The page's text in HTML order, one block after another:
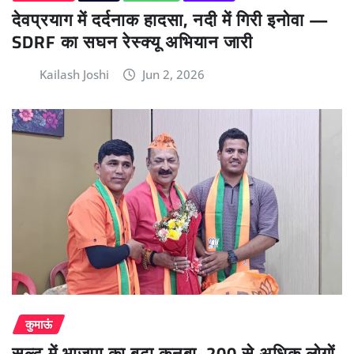
देवप्रयाग में दर्दनाक हादसा, नदी में गिरी इनोवा —
SDRF का सघन रेस्क्यू अभियान जारी
Kailash Joshi Jun 2, 2026
कुमाऊं